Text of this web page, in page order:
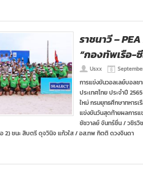
ราชนาวี –
“กองทัพเรือ-ซี
Usxx
การแข่งขันวอลเลย์บอลช
ประเทศไทย ประจำปี
ใหม่ กรมยุทธศึกษาทหาร
แข่งขันวันสุดท้ายผลการ
ชัชวาลย์ จันทร์ชื่น / วชิร
อ 2) ชนะ สิบตรี ดุจวินิจ แก้วใส / อส.ทพ กิตติ ดวงจินดา